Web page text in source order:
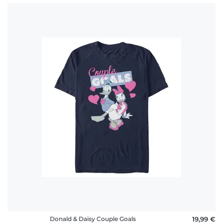
Donald & Daisy Couple Goals
19,99 €